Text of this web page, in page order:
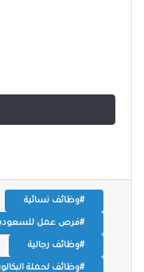
#وظائف نسائية
#فرص عمل
#وظائف رجالية
#وظائف لحملة